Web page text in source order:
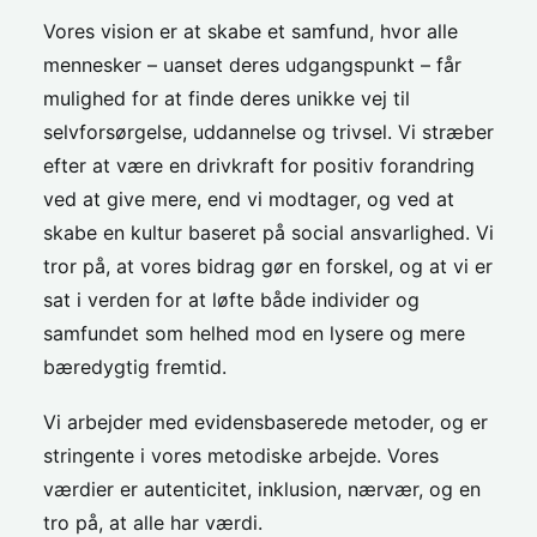
Vores vision er at skabe et samfund, hvor alle
mennesker – uanset deres udgangspunkt – får
mulighed for at finde deres unikke vej til
selvforsørgelse, uddannelse og trivsel. Vi stræber
efter at være en drivkraft for positiv forandring
ved at give mere, end vi modtager, og ved at
skabe en kultur baseret på social ansvarlighed. Vi
tror på, at vores bidrag gør en forskel, og at vi er
sat i verden for at løfte både individer og
samfundet som helhed mod en lysere og mere
bæredygtig fremtid.
Vi arbejder med evidensbaserede metoder, og er
stringente i vores metodiske arbejde. Vores
værdier er autenticitet, inklusion, nærvær, og en
tro på, at alle har værdi.